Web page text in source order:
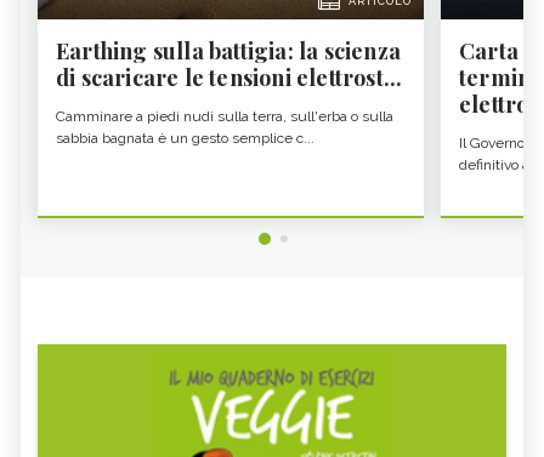
Earthing sulla battigia: la scienza
di scaricare le tensioni elettrost...
Camminare a piedi nudi sulla terra, sull'erba o sulla
sabbia bagnata è un gesto semplice c...
Carta
Il Governo
definitivo